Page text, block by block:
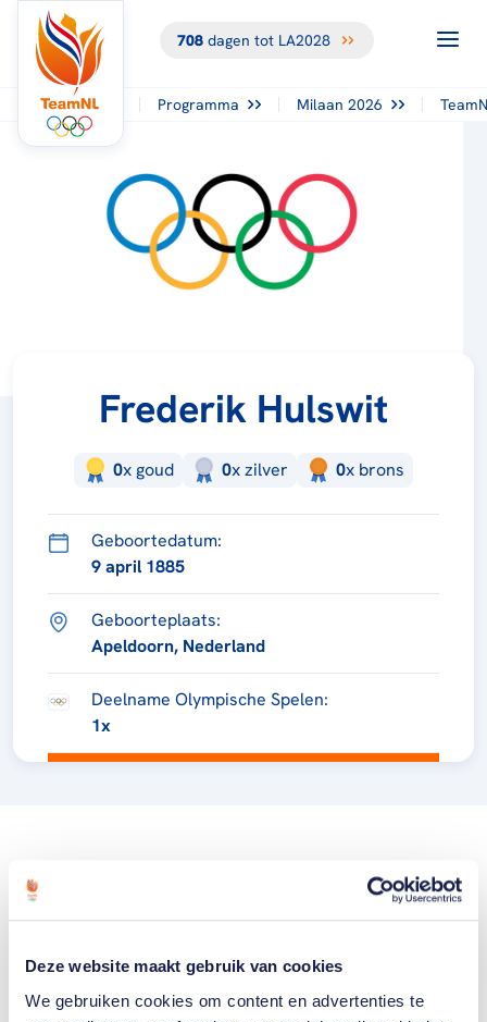
Deze website maakt gebruik van cookies
We gebruiken cookies om content en advertenties te
708dagen tot LA2028
Programma Milaan 2026
Frederik Hulswit
0x goud 0xzilver 0x brons
Geboortedatum:
9 april 1885
Geboorteplaats:
Apeldoorn, Nederland
Deelname Olympische Spelen:
1x